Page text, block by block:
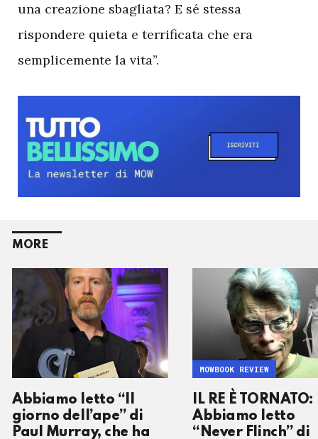
una creazione sbagliata? E sé stessa
rispondere quieta e terrificata che era
semplicemente la vita”.
MORE
Abbiamo letto “Il
giorno dell’ape” di
Paul Murray, che ha
IL RE È TORNATO:
Abbiamo letto
“Never Flinch” di
MOWBOOK REVIEW